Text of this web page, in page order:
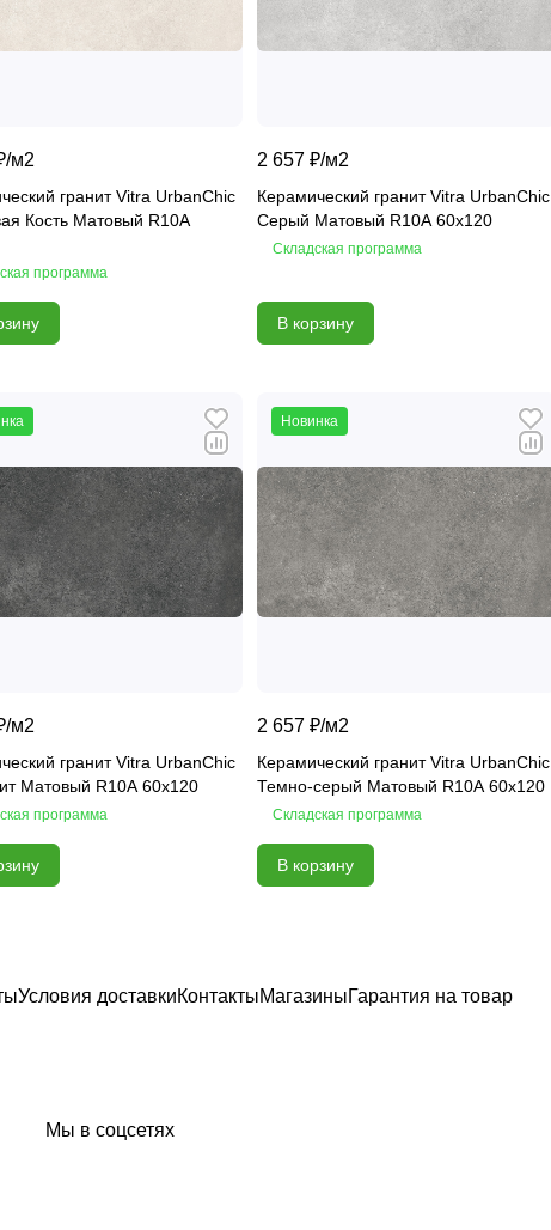
м2
гранит Vitra UrbanChic
Кость Матовый R10A
программа
2 657 ₽/м2
Керамический гранит Vitra UrbanChic
Серый Матовый R10A 60х120
Складская программа
В корзину
м2
гранит Vitra UrbanChic
Матовый R10A 60х120
программа
Новинка
2 657 ₽/м2
Керамический гранит Vitra UrbanChic
Темно-серый Матовый R10A 60х120
Складская программа
В корзину
Условия доставкиКонтактыМагазиныГарантия на товар
Мы в соцсетях